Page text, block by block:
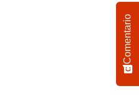
Comentario